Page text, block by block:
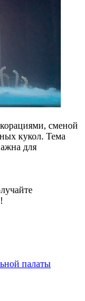
сменой
кукол. Тема
для
палаты